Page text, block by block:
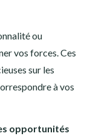
ou
vos forces. Ces
sur les
à vos
opportunités